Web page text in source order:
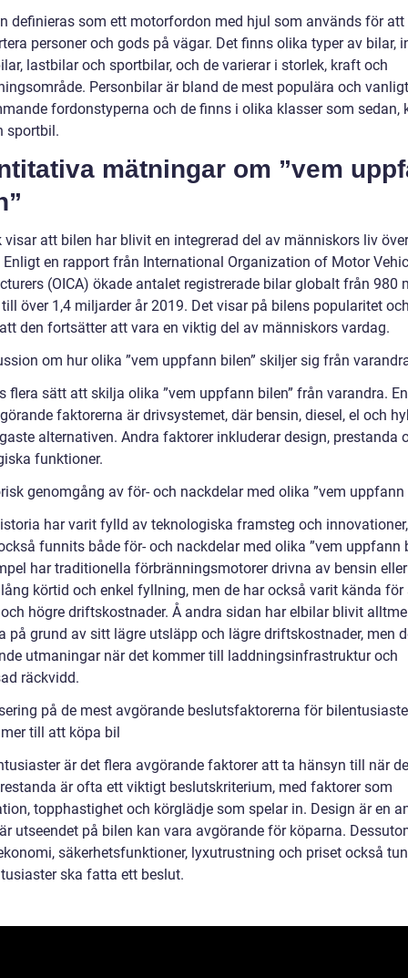
definieras som ett motorfordon med hjul som används för att
personer och gods på vägar. Det finns olika typer av bilar,
lastbilar och sportbilar, och de varierar i storlek, kraft och
Personbilar är bland de mest populära och vanligt
fordonstyperna och de finns i olika klasser som sedan,
sportbil.
mätningar om ”vem
att bilen har blivit en integrerad del av människors liv
Enligt en rapport från International Organization of Motor
(OICA) ökade antalet registrerade bilar globalt från 980
över 1,4 miljarder år 2019. Det visar på bilens popularitet
den fortsätter att vara en viktig del av människors vardag.
om hur olika ”vem uppfann bilen” skiljer sig från
flera sätt att skilja olika ”vem uppfann bilen” från varandra.
faktorerna är drivsystemet, där bensin, diesel, el och
alternativen. Andra faktorer inkluderar design, prestanda
funktioner.
genomgång av för- och nackdelar med olika ”vem uppfann
har varit fylld av teknologiska framsteg och
funnits både för- och nackdelar med olika ”vem uppfann
har traditionella förbränningsmotorer drivna av bensin
körtid och enkel fyllning, men de har också varit kända för
högre driftskostnader. Å andra sidan har elbilar blivit
på grund av sitt lägre utsläpp och lägre driftskostnader, men
utmaningar när det kommer till laddningsinfrastruktur och
räckvidd.
på de mest avgörande beslutsfaktorerna för
till att köpa bil
är det flera avgörande faktorer att ta hänsyn till när
är ofta ett viktigt beslutskriterium, med faktorer som
topphastighet och körglädje som spelar in. Design är en
utseendet på bilen kan vara avgörande för köparna.
säkerhetsfunktioner, lyxutrustning och priset också
ska fatta ett beslut.